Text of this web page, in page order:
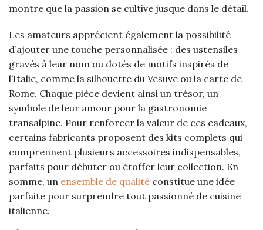
montre que la passion se cultive jusque dans le détail.
Les amateurs apprécient également la possibilité
d’ajouter une touche personnalisée : des ustensiles
gravés à leur nom ou dotés de motifs inspirés de
l’Italie, comme la silhouette du Vesuve ou la carte de
Rome. Chaque pièce devient ainsi un trésor, un
symbole de leur amour pour la gastronomie
transalpine. Pour renforcer la valeur de ces cadeaux,
certains fabricants proposent des kits complets qui
comprennent plusieurs accessoires indispensables,
parfaits pour débuter ou étoffer leur collection. En
somme, un ensemble de qualité constitue une idée
parfaite pour surprendre tout passionné de cuisine
italienne.